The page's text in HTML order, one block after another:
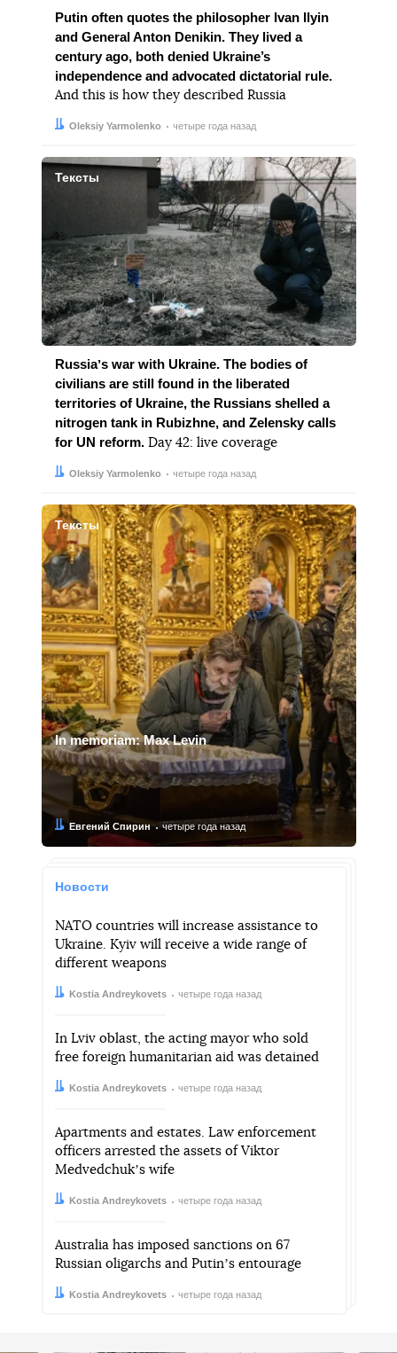
Putin often quotes the philosopher Ivan Ilyin
and General Anton Denikin. They lived a
century ago, both denied Ukraine’s
independence and advocated dictatorial rule.
And this is how they described Russia
Автор:
Oleksiy Yarmolenko
Дата: четыре года назад
Тексты
Russiaʼs war with Ukraine. The bodies of
civilians are still found in the liberated
territories of Ukraine, the Russians shelled a
nitrogen tank in Rubizhne, and Zelensky calls
for UN reform. Day 42: live coverage
Автор:
Oleksiy Yarmolenko
Дата: четыре года назад
Тексты
In memoriam: Max Levin
Автор:Евгений Спирин
Дата: четыре года назад
Новости
NATO countries will increase assistance to
Ukraine. Kyiv will receive a wide range of
different weapons
Автор:Kostia Andreykovets
Дата: четыре года назад
In Lviv oblast, the acting mayor who sold
free foreign humanitarian aid was detained
Автор:Kostia Andreykovets
Дата: четыре года назад
Apartments and estates. Law enforcement
officers arrested the assets of Viktor
Medvedchukʼs wife
Автор:Kostia Andreykovets
Дата: четыре года назад
Australia has imposed sanctions on 67
Russian oligarchs and Putinʼs entourage
Автор:Kostia Andreykovets
Дата: четыре года назад